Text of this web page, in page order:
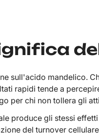
sull'acido mandelico.
rapidi tende a
per chi non tollera gli
produce gli stessi
del turnover